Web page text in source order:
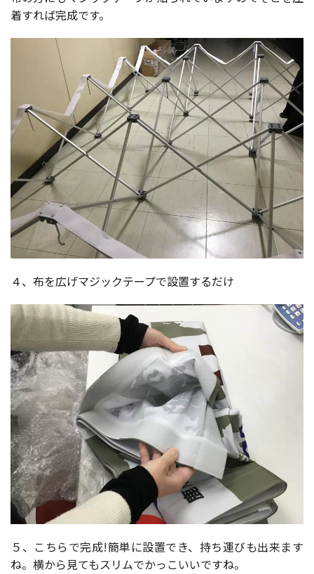
着すれば完成です。
４、布を広げマジックテープで設置するだけ
５、こちらで完成!簡単に設置でき、持ち運びも出来ます
ね。横から見てもスリムでかっこいいですね。